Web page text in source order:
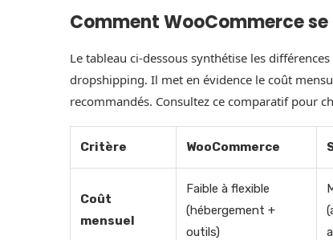
Comment WooCommerce
Le tableau ci-dessous synthétise les
dropshipping. Il met en évidence le coût
recommandés. Consultez ce comparatif pour
Critère WooCommerce
Coût
mensuel
Faible à flexible
(hébergement +
outils)